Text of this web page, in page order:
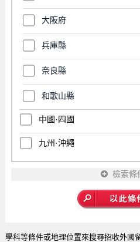
大阪府
兵庫縣
奈良縣
和歌山縣
中國·四國
九州·沖繩
檢索條
學科等條件或地理位置來搜尋招收外國